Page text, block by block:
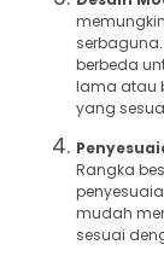
berbeda
lama atau
yang
Rangka
mudah
sesuai